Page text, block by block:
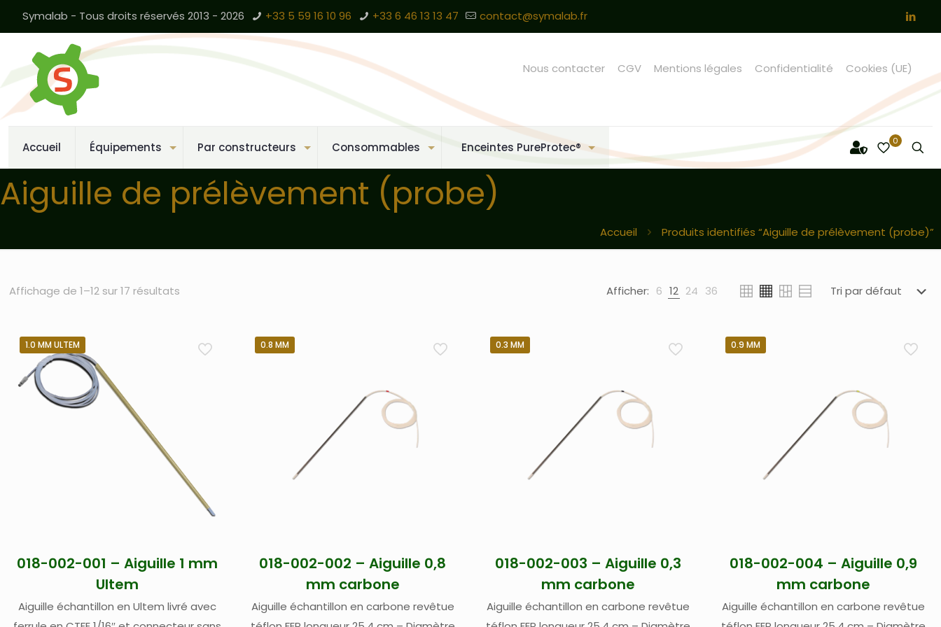
Symalab - Tous droits réservés 2013 - 2026 +33 5 59 16 10 96 +33 6 46 13 13 47 contact@symalab.fr
Accueil Équipements Par constructeurs Consommables Enceintes PureProtec®
Nous contacter CGV Mentions légales Confidentialité Cookies (UE)
0
Aiguille de prélèvement (probe)
Accueil Produits identifiés “Aiguille de prélèvement (probe)”
Affichage de 1–12 sur 17 résultats Afficher: 6 12 24 36
1.0 MM ULTEM
018-002-001 – Aiguille 1 mm
Ultem
Aiguille échantillon en Ultem livré avec
0.8 MM
018-002-002 – Aiguille 0,8
mm carbone
Aiguille échantillon en carbone revêtue
0.3 MM
018-002-003 – Aiguille 0,3
mm carbone
Aiguille échantillon en carbone revêtue
0.9 MM
018-002-004 – Aiguille 0,9
mm carbone
Aiguille échantillon en carbone revêtue